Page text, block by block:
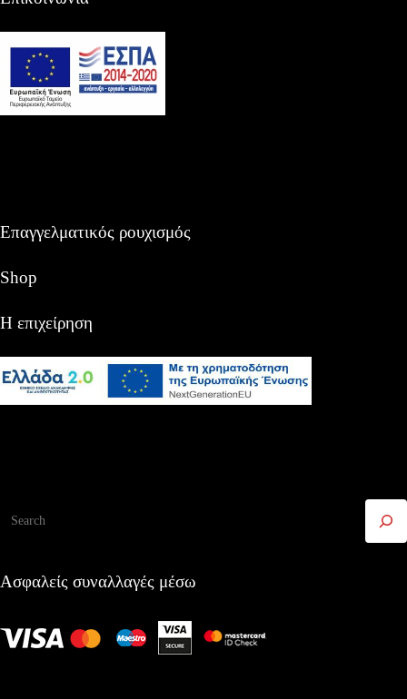
Επαγγελματικός ρουχισμός
Shop
Η επιχείρηση
Ασφαλείς συναλλαγές μέσω